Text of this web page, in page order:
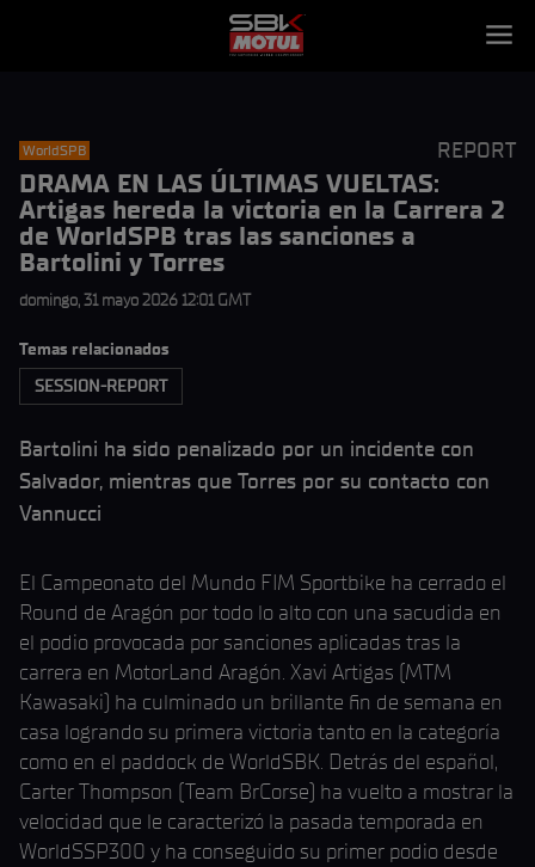
WorldSPB REPORT
DRAMA EN LAS ÚLTIMAS VUELTAS:
Artigas hereda la victoria en la Carrera 2
de WorldSPB tras las sanciones a
Bartolini y Torres
domingo, 31 mayo 2026 12:01 GMT
Temas relacionados
SESSION-REPORT
Bartolini ha sido penalizado por un incidente con
Salvador, mientras que Torres por su contacto con
Vannucci
El Campeonato del Mundo FIM Sportbike ha cerrado el
Round de Aragón por todo lo alto con una sacudida en
el podio provocada por sanciones aplicadas tras la
carrera en MotorLand Aragón. Xavi Artigas (MTM
Kawasaki) ha culminado un brillante fin de semana en
casa logrando su primera victoria tanto en la categoría
como en el paddock de WorldSBK. Detrás del español,
Carter Thompson (Team BrCorse) ha vuelto a mostrar la
velocidad que le caracterizó la pasada temporada en
WorldSSP300 y ha conseguido su primer podio desde